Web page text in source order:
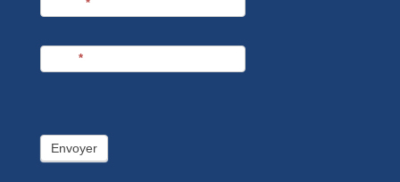
*
*
Envoyer